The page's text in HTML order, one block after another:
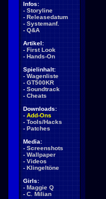
Infos:
- Storyline
- Releasedatum
- Systemanf.
- Q&A
Artikel:
- First Look
- Hands-On
Spielinhalt:
- Wagenliste
- GT500KR
- Soundtrack
- Cheats
Downloads:
- Add-Ons
- Tools/Hacks
- Patches
Media:
- Screenshots
- Wallpaper
- Videos
- Klingeltöne
Girls:
- Maggie Q
- C. Milian